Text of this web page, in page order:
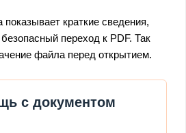
краткие сведения,
переход к PDF. Так
файла перед открытием.
с документом